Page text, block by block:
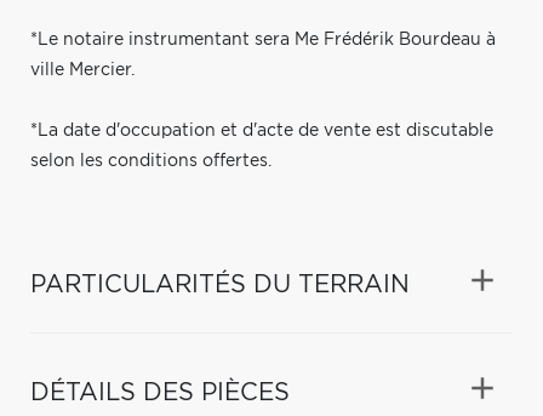
*Le notaire instrumentant sera Me Frédérik Bourdeau à
ville Mercier.
*La date d'occupation et d'acte de vente est discutable
selon les conditions offertes.
PARTICULARITÉS DU TERRAIN
DÉTAILS DES PIÈCES